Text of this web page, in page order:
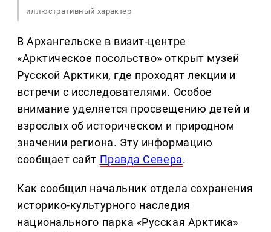
иллюстративный характер
В Архангельске в визит-центре
«Арктическое посольство» открыт музей
Русской Арктики, где проходят лекции и
встречи с исследователями. Особое
внимание уделяется просвещению детей и
взрослых об историческом и природном
значении региона. Эту информацию
сообщает сайт Правда Севера.
Как сообщил начальник отдела сохранения
историко-культурного наследия
национального парка «Русская Арктика»